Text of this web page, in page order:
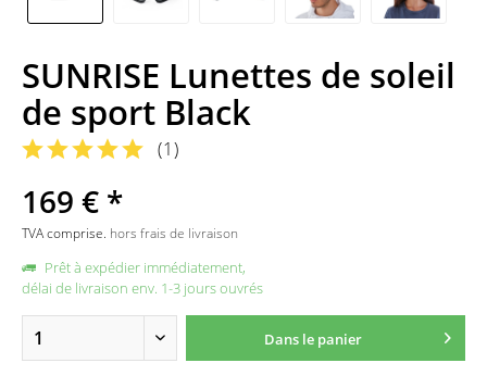
SUNRISE Lunettes de soleil
de sport Black
(1)
169 € *
TVA comprise. hors frais de livraison
Prêt à expédier immédiatement,
délai de livraison env. 1-3 jours ouvrés
Dans le panier